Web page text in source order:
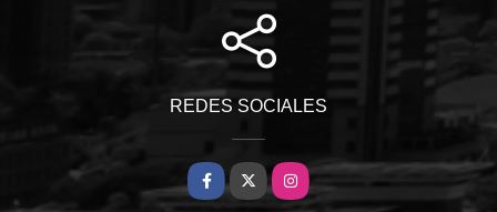
REDES SOCIALES
Facebook
X Instagram